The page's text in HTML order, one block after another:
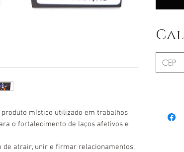
produto místico utilizado em trabalhos
o fortalecimento de laços afetivos e
de atrair, unir e firmar relacionamentos,